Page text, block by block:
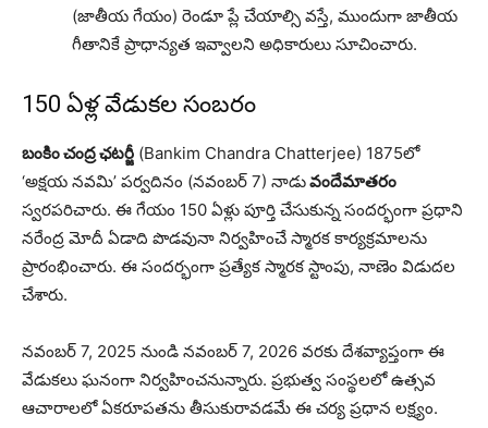
(జాతీయ గేయం) రెండూ ప్లే చేయాల్సి వస్తే, ముందుగా జాతీయ
గీతానికే ప్రాధాన్యత ఇవ్వాలని అధికారులు సూచించారు.
150 ఏళ్ల వేడుకల సంబరం
బంకిం చంద్ర ఛటర్జీ (Bankim Chandra Chatterjee) 1875లో
‘అక్షయ నవమి’ పర్వదినం (నవంబర్ 7) నాడువందేమాతరం
స్వరపరిచారు. ఈ గేయం 150 ఏళ్లు పూర్తి చేసుకున్న సందర్భంగా ప్రధాని
నరేంద్ర మోదీ ఏడాది పొడవునా నిర్వహించే స్మారక కార్యక్రమాలను
ప్రారంభించారు. ఈ సందర్భంగా ప్రత్యేక స్మారక స్టాంపు, నాణెం విడుదల
చేశారు.
నవంబర్ 7, 2025 నుండి నవంబర్ 7, 2026 వరకు దేశవ్యాప్తంగా ఈ
వేడుకలు ఘనంగా నిర్వహించనున్నారు. ప్రభుత్వ సంస్థలలో ఉత్సవ
ఆచారాలలో ఏకరూపతను తీసుకురావడమే ఈ చర్య ప్రధాన లక్ష్యం.